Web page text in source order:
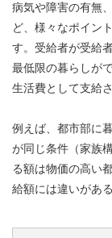
病気や障害の有無
ど、様々なポイン
す。受給者が受給
最低限の暮らしが
生活費として支給
例えば、都市部に
が同じ条件（家族
る額は物価の高い
給額には違いがあ